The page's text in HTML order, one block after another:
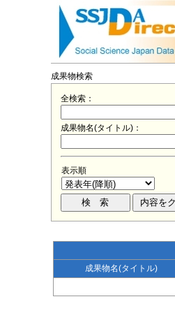
成果物検索
全検索：
成果物名(タイトル)：
表示順
成果物名(タイトル)